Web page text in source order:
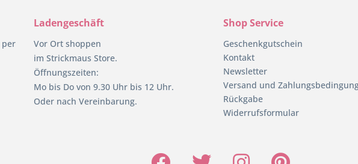
per
Ladengeschäft
Vor Ort shoppen
im Strickmaus Store.
Öffnungszeiten:
Mo bis Do von 9.30 Uhr bis 12 Uhr.
Oder nach Vereinbarung.
Shop Service
Geschenkgutschein
Kontakt
Newsletter
Versand und
Rückgabe
Widerrufsformular